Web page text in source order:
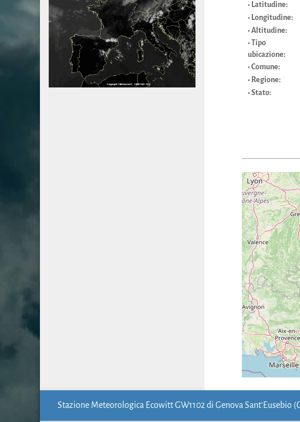
• Latitudine:
• Longitudine:
• Altitudine:
• Tipo
ubicazione:
• Comune:
• Regione:
• Stato:
Stazione Meteorologica Ecowitt GW1102 di Genova Sant'Eusebio